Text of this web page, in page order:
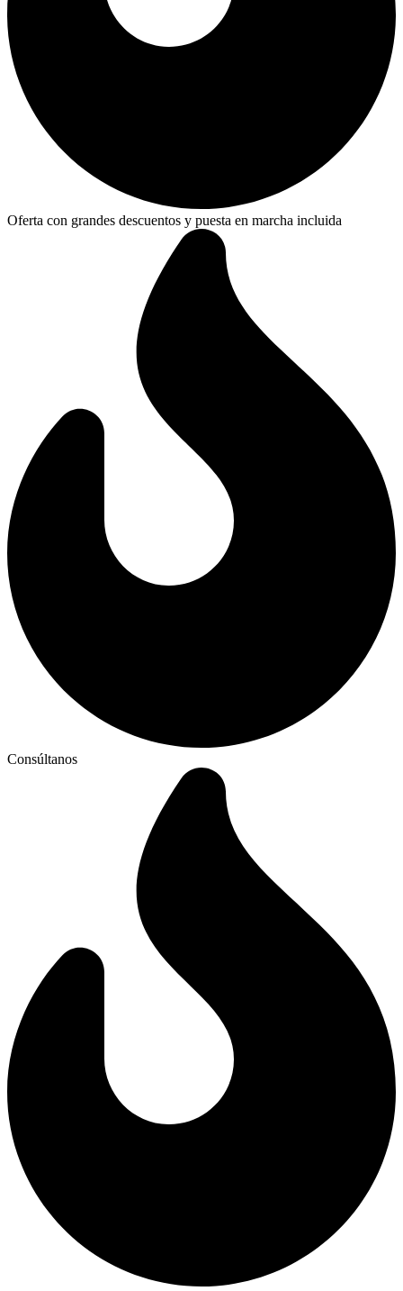
Oferta con grandes descuentos y puesta en marcha incluida
Consúltanos